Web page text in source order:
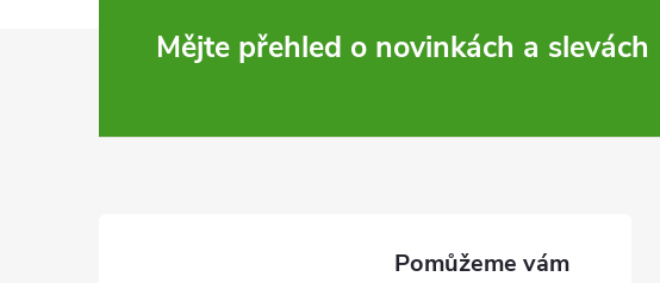
Mějte přehled o novinkách a slevách